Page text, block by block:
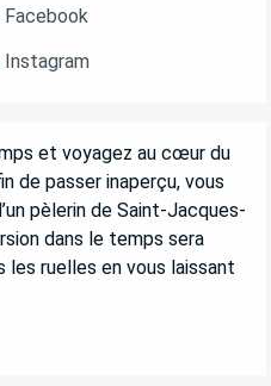
Facebook
Instagram
et voyagez au cœur du
de passer inaperçu, vous
pèlerin de Saint-Jacques-
dans le temps sera
les ruelles en vous laissant